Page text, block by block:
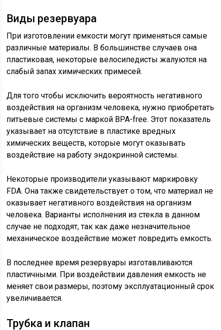
Виды резервуара
При изготовлении емкости могут применяться самые
различные материалы. В большинстве случаев она
пластиковая, некоторые велосипедисты жалуются на
слабый запах химических примесей.
Для того чтобы исключить вероятность негативного
воздействия на организм человека, нужно приобретать
питьевые системы с маркой BPA-free. Этот показатель
указывает на отсутствие в пластике вредных
химических веществ, которые могут оказывать
воздействие на работу эндокринной системы.
Некоторые производители указывают маркировку
FDA. Она также свидетельствует о том, что материал не
оказывает негативного воздействия на организм
человека. Варианты исполнения из стекла в данном
случае не подходят, так как даже незначительное
механическое воздействие может повредить емкость.
В последнее время резервуары изготавливаются
пластичными. При воздействии давления емкость не
меняет свои размеры, поэтому эксплуатационный срок
увеличивается.
Трубка и клапан